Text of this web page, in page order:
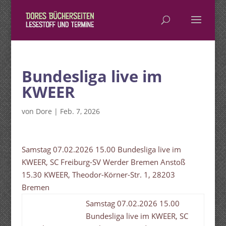
Bundesliga live im
KWEER
von Dore | Feb. 7, 2026
Samstag 07.02.2026 15.00 Bundesliga live im
KWEER, SC Freiburg-SV Werder Bremen Anstoß
15.30 KWEER, Theodor-Körner-Str. 1, 28203
Bremen
Samstag 07.02.2026 15.00
Bundesliga live im KWEER, SC